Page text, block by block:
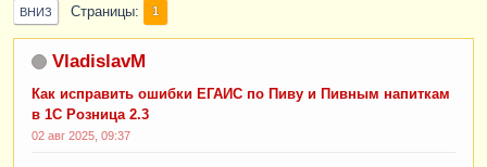
ВНИЗ Страницы 1
VladislavM
Как исправить ошибки ЕГАИС по Пиву и Пивным напиткам
в 1С Розница 2.3
02 авг 2025, 09:37